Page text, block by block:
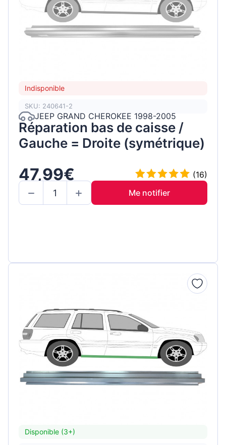
Indisponible
SKU: 240641-2
JEEP GRAND CHEROKEE 1998-2005
Réparation bas de caisse /
Gauche = Droite (symétrique)
47,99€
(16)
Me notifier
Disponible (3+)